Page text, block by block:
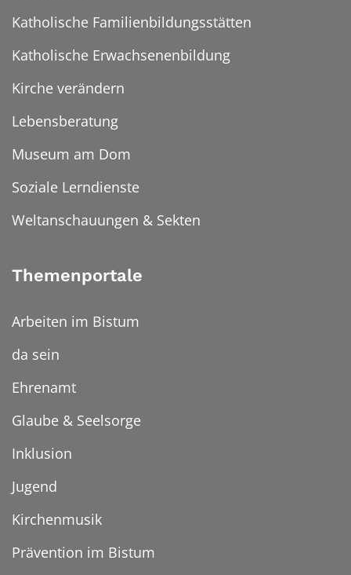
Katholische Familienbildungsstätten
Katholische Erwachsenenbildung
Kirche verändern
Lebensberatung
Museum am Dom
Soziale Lerndienste
Weltanschauungen & Sekten
Themenportale
Arbeiten im Bistum
da sein
Ehrenamt
Glaube & Seelsorge
Inklusion
Jugend
Kirchenmusik
Prävention im Bistum